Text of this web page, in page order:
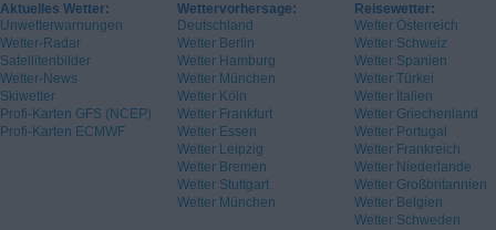
Aktuelles Wetter:
Unwetterwarnungen
Wetter-Radar
Satellitenbilder
Wetter-News
Skiwetter
Profi-Karten GFS (NCEP)
Profi-Karten ECMWF
Wettervorhersage:
Deutschland
Wetter Berlin
Wetter Hamburg
Wetter München
Wetter Köln
Wetter Frankfurt
Wetter Essen
Wetter Leipzig
Wetter Bremen
Wetter Stuttgart
Wetter München
Reisewetter:
Wetter Österreich
Wetter Schweiz
Wetter Spanien
Wetter Türkei
Wetter Italien
Wetter Griechenland
Wetter Portugal
Wetter Frankreich
Wetter Niederlande
Wetter Großbritannien
Wetter Belgien
Wetter Schweden